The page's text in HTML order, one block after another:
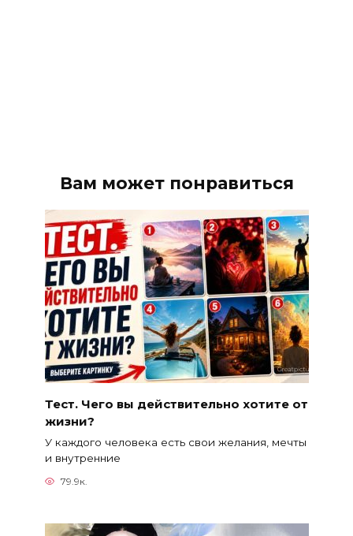
Вам может понравиться
Тест. Чего вы действительно хотите от
жизни?
У каждого человека есть свои желания, мечты
и внутренние
79.9к.